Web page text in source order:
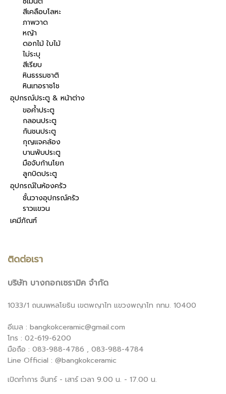
สีเคลือบโลหะ
ภาพวาด
หญ้า
ดอกไม้ ใบไม้
ไม่ระบุ
สีเรียบ
หินธรรมชาติ
หินเทอราชโช
อุปกรณ์ประตู & หน้าต่าง
ขอค้ำประตู
กลอนประตู
กันชนประตู
กุญแจคล้อง
บานพับประตู
มือจับก้านโยก
ลูกบิดประตู
อุปกรณ์ในห้องครัว
ชั้นวางอุปกรณ์ครัว
ราวแขวน
เคมีภัณฑ์
ติดต่อเรา
บริษัท บางกอกเซรามิค จำกัด
1033/1 ถนนพหลโยธิน เขตพญาไท แขวงพญาไท กทม. 10400
อีเมล : bangkokceramic@gmail.com
โทร : 02-619-6200
มือถือ : 083-988-4786 , 083-988-4784
Line Official : @bangkokceramic
เปิดทำการ จันทร์ - เสาร์ เวลา 9.00 น. - 17.00 น.